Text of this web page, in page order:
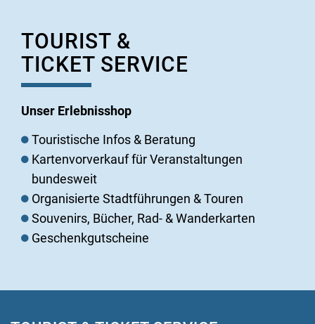
TOURIST &
TICKET SERVICE
Unser Erlebnisshop
Touristische Infos & Beratung
Kartenvorverkauf für Veranstaltungen
bundesweit
Organisierte Stadtführungen & Touren
Souvenirs, Bücher, Rad- & Wanderkarten
Geschenkgutscheine